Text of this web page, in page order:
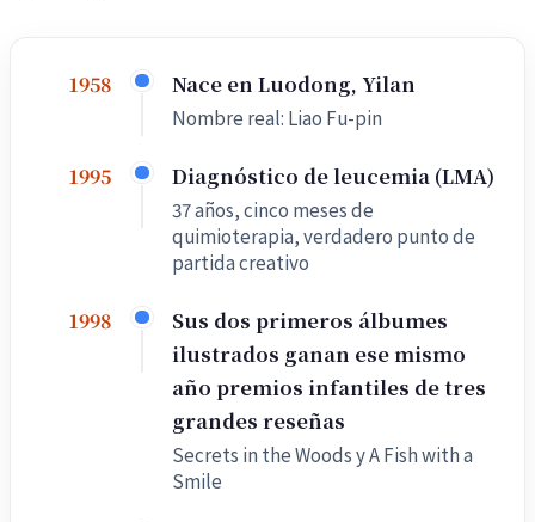
1958 Nace en Luodong, Yilan
Nombre real: Liao Fu-pin
1995 Diagnóstico de leucemia (LMA)
37 años, cinco meses de
quimioterapia, verdadero punto de
partida creativo
1998
Sus dos primeros álbumes
ilustrados ganan ese mismo
año premios infantiles de tres
grandes reseñas
Secrets in the Woods y A Fish with a
Smile